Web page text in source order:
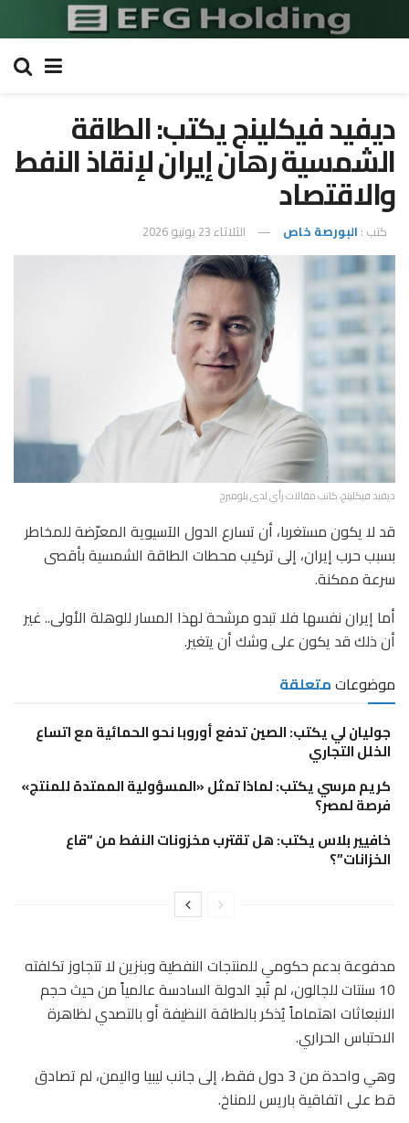
ديفيد فيكلينج يكتب: الطاقة
الشمسية رهان إيران لإنقاذ النفط
والاقتصاد
كتب : البورصة خاص الثلاثاء 23 يونيو 2026
ديفيد فيكلينج، كاتب مقالات رأي لدى بلومبرج
قد لا يكون مستغربا، أن تسارع الدول الآسيوية المعرّضة للمخاطر
بسبب حرب إيران، إلى تركيب محطات الطاقة الشمسية بأقصى
سرعة ممكنة.
أما إيران نفسها فلا تبدو مرشحة لهذا المسار للوهلة الأولى.. غير
أن ذلك قد يكون على وشك أن يتغير.
موضوعاتمتعلقة
جوليان لي يكتب: الصين تدفع أوروبا نحو الحمائية مع اتساع
الخلل التجاري
كريم مرسي يكتب: لماذا تمثل «المسؤولية الممتدة للمنتج»
فرصة لمصر؟
خافيير بلاس يكتب: هل تقترب مخزونات النفط من “قاع
الخزانات”؟
مدفوعة بدعم حكومي للمنتجات النفطية وبنزين لا تتجاوز تكلفته
10 سنتات للجالون، لم تُبدِ الدولة السادسة عالمياً من حيث حجم
الانبعاثات اهتماماً يُذكر بالطاقة النظيفة أو بالتصدي لظاهرة
الاحتباس الحراري.
وهي واحدة من 3 دول فقط، إلى جانب ليبيا واليمن، لم تصادق
قط على اتفاقية باريس للمناخ.